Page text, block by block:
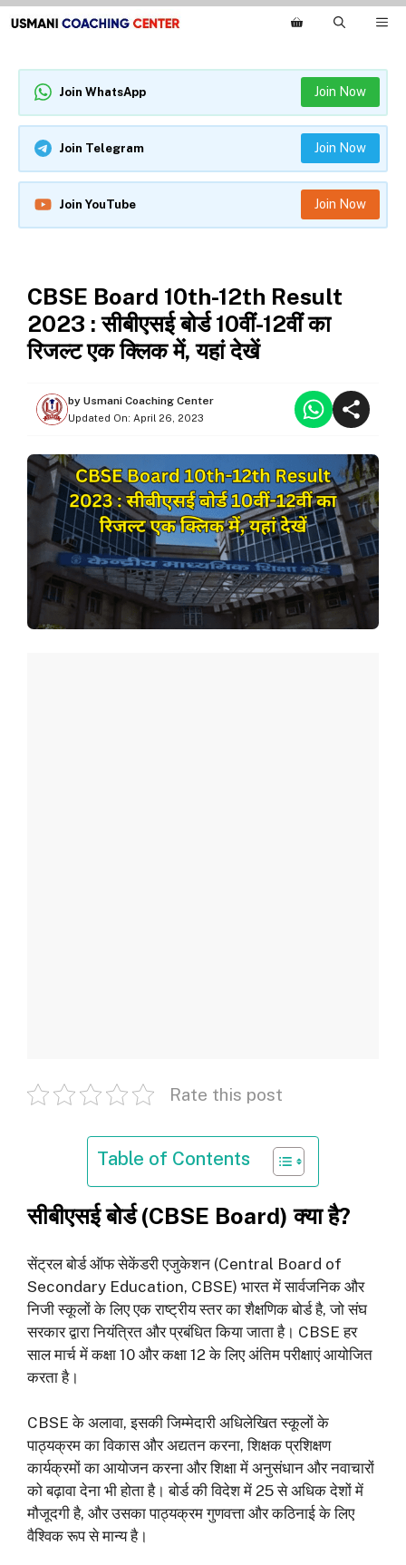
Skip
to
Join WhatsApp Join Now
Join Telegram Join Now
Join YouTube Join Now
CBSE Board 10th-12th Result
2023 : सीबीएसई बोर्ड 10वीं-12वीं का
रिजल्ट एक क्लिक में, यहां देखें
by Usmani Coaching Center
Updated On: April 26, 2023
Rate this post
Table of Contents
सीबीएसई बोर्ड (CBSE Board) क्‍या है?
सेंट्रल बोर्ड ऑफ सेकेंडरी एजुकेशन (Central Board of
Secondary Education, CBSE) भारत में सार्वजनिक और
निजी स्कूलों के लिए एक राष्ट्रीय स्तर का शैक्षणिक बोर्ड है, जो संघ
सरकार द्वारा नियंत्रित और प्रबंधित किया जाता है। CBSE हर
साल मार्च में कक्षा 10 और कक्षा 12 के लिए अंतिम परीक्षाएं आयोजित
करता है।
CBSE के अलावा, इसकी जिम्मेदारी अधिलेखित स्कूलों के
पाठ्यक्रम का विकास और अद्यतन करना, शिक्षक प्रशिक्षण
कार्यक्रमों का आयोजन करना और शिक्षा में अनुसंधान और नवाचारों
को बढ़ावा देना भी होता है। बोर्ड की विदेश में 25 से अधिक देशों में
मौजूदगी है, और उसका पाठ्यक्रम गुणवत्ता और कठिनाई के लिए
वैश्विक रूप से मान्य है।